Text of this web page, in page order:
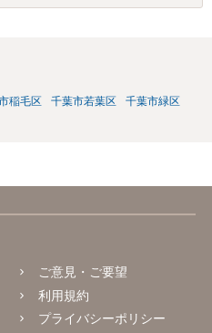
手に渡ったかどうか、そのとき父
稲毛区 千葉市若葉区
千葉市緑区
ご意見・ご要望
利用規約
プライバシーポリシー